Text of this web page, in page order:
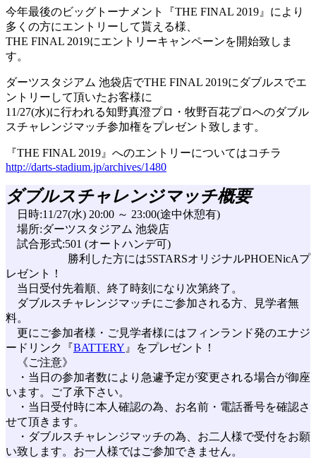
今年最後のビッグトーナメント『THE FINAL 2019』により
多くの方にエントリーして貰える様、
THE FINAL 2019にエントリーキャンペーンを開始致しま
す。
ダーツスタジアム 池袋店でTHE FINAL 2019にダブルスでエ
ントリーして頂いたお客様に
11/27(水)に行われる知野真澄プロ・牧野百花プロへのダブル
スチャレンジマッチ参加権をプレゼント致します。
『THE FINAL 2019』へのエントリーについてはコチラ
http://darts-stadium.jp/archives/1480
ダブルスチャレンジマッチ概要
日時:11/27(水) 20:00 ～ 23:00(途中休憩有)
場所:ダーツスタジアム 池袋店
試合形式:501 (オートハンデ可)
勝利した方には5STARSオリジナルPHOENicAプ
レゼント！
当日受付先着順、終了時刻になり次第終了。
ダブルスチャレンジマッチにご参加される方、見学者無
料。
更にご参加者様・ご見学者様にはフィンランド発のエナジ
ードリンク『BATTERY 』をプレゼント！
《ご注意》
・当日の参加者数により急遽予定が変更される場合が御座
います。ご了承下さい。
・当日受付時に本人確認の為、お名前・電話番号を確認さ
せて頂きます。
・ダブルスチャレンジマッチの為、お二人様で受付をお願
い致します。お一人様ではご参加できません。